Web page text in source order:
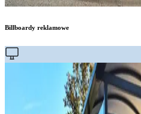
Billboardy reklamowe